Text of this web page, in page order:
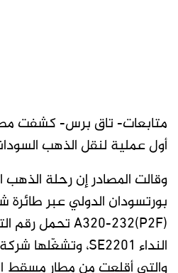
متابعات- تاق برس- كشفت
أول عملية لنقل الذهب
وقالت المصادر إن رحلة
والتي أقلعت من مطار